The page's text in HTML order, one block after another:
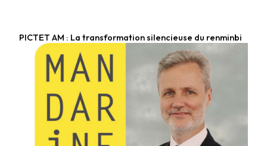
Fonds obligataires
PICTET AM : La transformation silencieuse du renminbi